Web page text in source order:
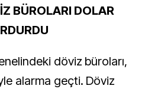
BÜROLARI DOLAR
döviz büroları,
alarma geçti. Döviz